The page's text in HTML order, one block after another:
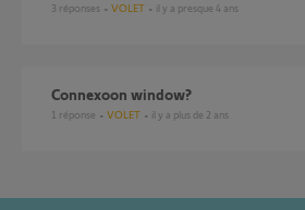
3 réponses VOLET il y a presque 4 ans
connexoon window?
1 réponse VOLET il y a plus de 2 ans